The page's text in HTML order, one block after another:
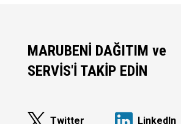
MARUBENİ DAĞITIM ve
SERVİS'İ TAKİP EDİN
Twitter Linkedln